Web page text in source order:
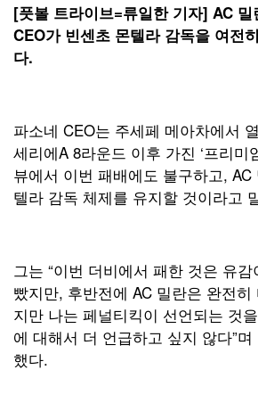
[풋볼 트라이브=류일한 기자] AC
CEO가 빈센초 몬텔라 감독을 여전
다.
파소네 CEO는 주세페 메아차에서
세리에A 8라운드 이후 가진 ‘프리미
뷰에서 이번 패배에도 불구하고,
텔라 감독 체제를 유지할 것이라고
그는 “이번 더비에서 패한 것은 유
빴지만, 후반전에 AC 밀란은 완전
지만 나는 페널티킥이 선언되는 것
에 대해서 더 언급하고 싶지 않다”
했다.